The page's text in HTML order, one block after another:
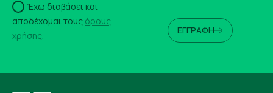
Έχω διαβάσει και
αποδέχομαι τους όρους
χρήσης. ΕΓΓΡΑΦΗ